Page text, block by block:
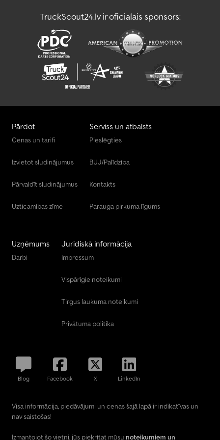
T@B Kempervani/Dzīvojamās Piekabes
Virsbūves / Brezenta Nomaiņa
TruckScout24.lv ir oficiālais sponsors:
Pārdot
Cenas un tarifi
Izvietot sludinājumus
Pārvaldīt sludinājumus
Uzticamības zīme
Serviss un atbalsts
Pieslēgties
BUJ/Palīdzība
Kontakts
Parauga pirkuma līgums
Uzņēmums
Darbi
Juridiskā informācija
Impressum
Vispārīgie noteikumi
Tirgus laukuma noteikumi
Privātuma politika
Blog Facebook X LinkedIn
Visa informācija, piedāvājumi un cenas šajā lapā ir indikatīvas un
nav saistošas!
Izmantojot šo vietni, jūs piekrītat mūsu noteikumiem un